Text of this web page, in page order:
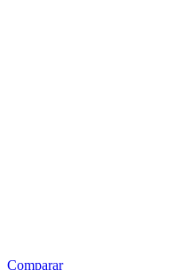
Comparar